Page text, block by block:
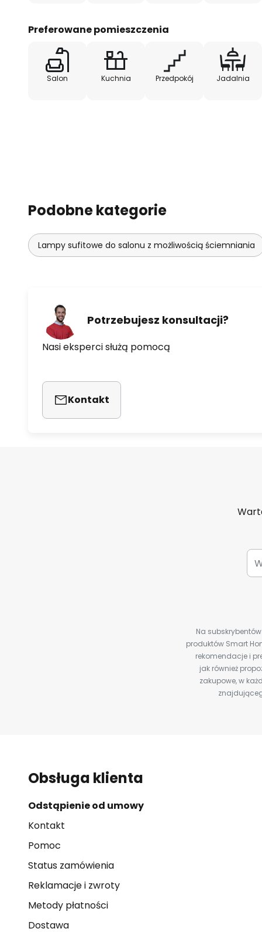
Preferowane pomieszczenia
Salon Kuchnia Przedpokój Jadalnia
Podobne kategorie
Lampy sufitowe do salonu z możliwością ściemniania
Potrzebujesz konsultacji?
Nasi eksperci służą pomocą
Kontakt
Na
produktów Smart
rekomendacje i
jak również
zakupowe, w
Obsługa klienta
Odstąpienie od umowy
Kontakt
Pomoc
Status zamówienia
Reklamacje i zwroty
Metody płatności
Dostawa